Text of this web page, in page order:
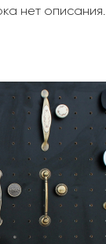
нет описания.